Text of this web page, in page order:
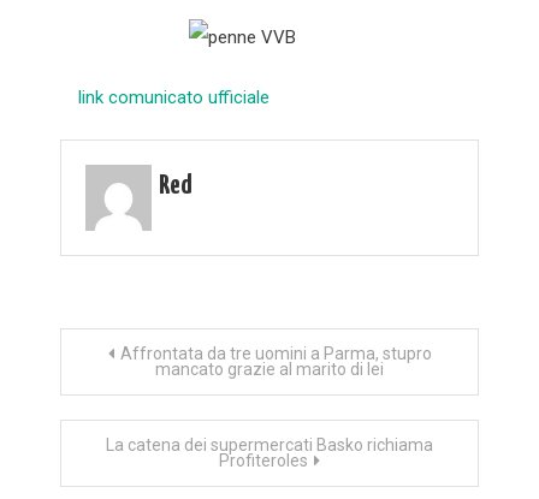
link comunicato ufficiale
Red
Navigazione
articoli
Affrontata da tre uomini a Parma, stupro
mancato grazie al marito di lei
La catena dei supermercati Basko richiama
Profiteroles